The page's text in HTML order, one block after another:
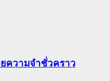
ความจำชั่วคราว